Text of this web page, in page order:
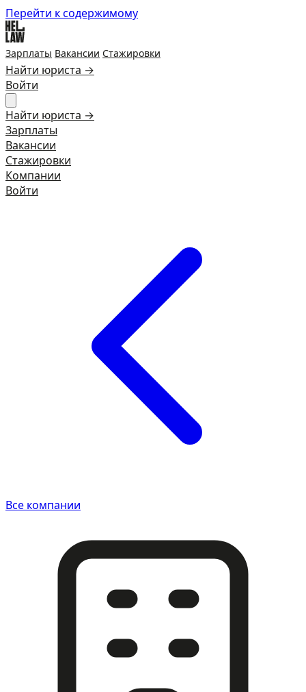
Перейти к содержимому
Зарплаты Вакансии Стажировки
Найти юриста →
Войти
Найти юриста →
Зарплаты
Вакансии
Стажировки
Компании
Войти
Все компании